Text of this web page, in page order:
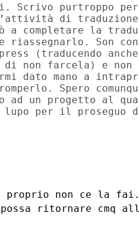
purtroppo per
di
a completare la
riassegnarlo. Son
(traducendo
non farcela) e non
dato mano a
Spero
ad un progetto al
lupo per il proseguo
proprio non ce la
ritornare cmq